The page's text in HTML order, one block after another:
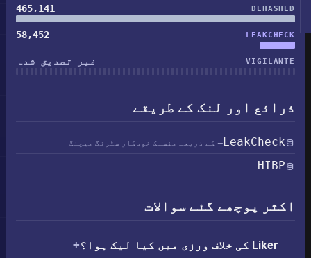
DEHASHED
465,141
LEAKCHECK
58,452
VIGILANTE غیر تصدیق شدہ
ذرائع اور لنک کے طریقے
LeakCheck— کے ذریعے منسلک خودکار سٹرنگ میچنگ
HIBP
اکثر پوچھے گئے سوالات
Liker کی خلاف ورزی میں کیا لیک ہوا؟